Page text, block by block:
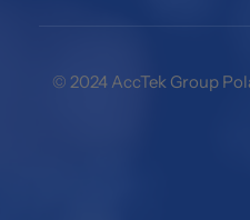
© 2024 AccTek Group